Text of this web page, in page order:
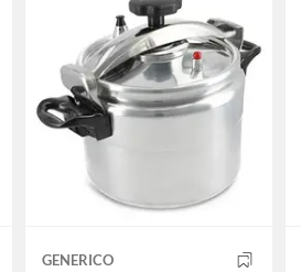
GENERICO